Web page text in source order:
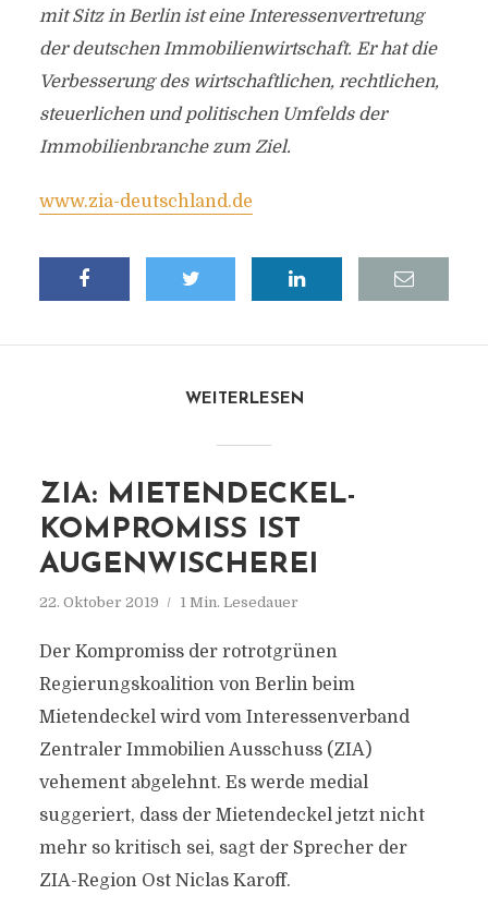
mit Sitz in Berlin ist eine Interessenvertretung
der deutschen Immobilienwirtschaft. Er hat die
Verbesserung des wirtschaftlichen, rechtlichen,
steuerlichen und politischen Umfelds der
Immobilienbranche zum Ziel.
www.zia-deutschland.de
WEITERLESEN
ZIA: MIETENDECKEL-
KOMPROMISS IST
AUGENWISCHEREI
22. Oktober 2019 1 Min. Lesedauer
Der Kompromiss der rotrotgrünen
Regierungskoalition von Berlin beim
Mietendeckel wird vom Interessenverband
Zentraler Immobilien Ausschuss (ZIA)
vehement abgelehnt. Es werde medial
suggeriert, dass der Mietendeckel jetzt nicht
mehr so kritisch sei, sagt der Sprecher der
ZIA-Region Ost Niclas Karoff.